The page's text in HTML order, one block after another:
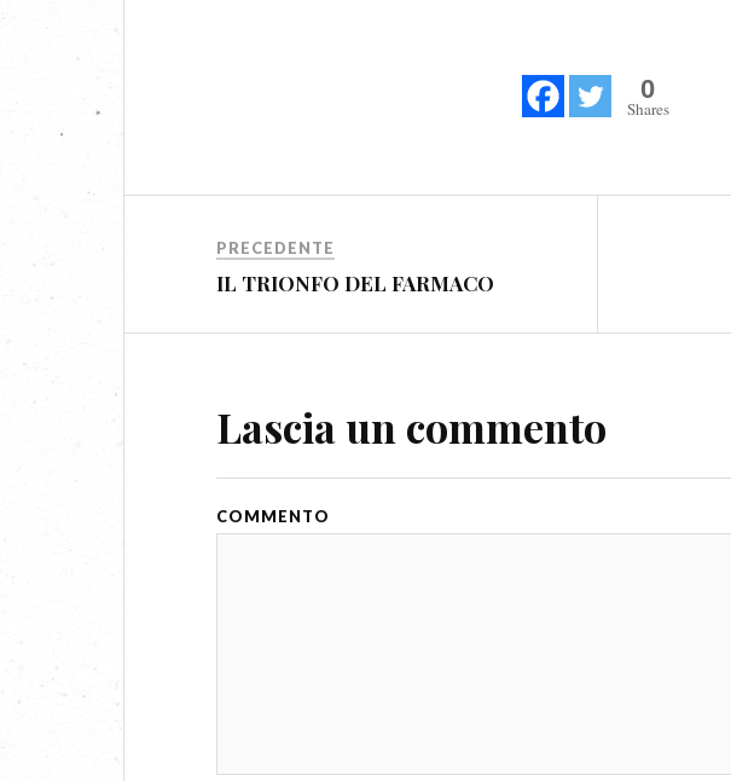
0
Shares
PRECEDENTE
IL TRIONFO DEL FARMACO
Lascia un commento
COMMENTO